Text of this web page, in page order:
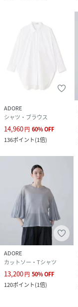
ADORE
シャツ・ブラウス
14,960円 60%OFF
136ポイント(1倍)
ADORE
カットソー・Tシャツ
13,200円 50%OFF
120ポイント(1倍)